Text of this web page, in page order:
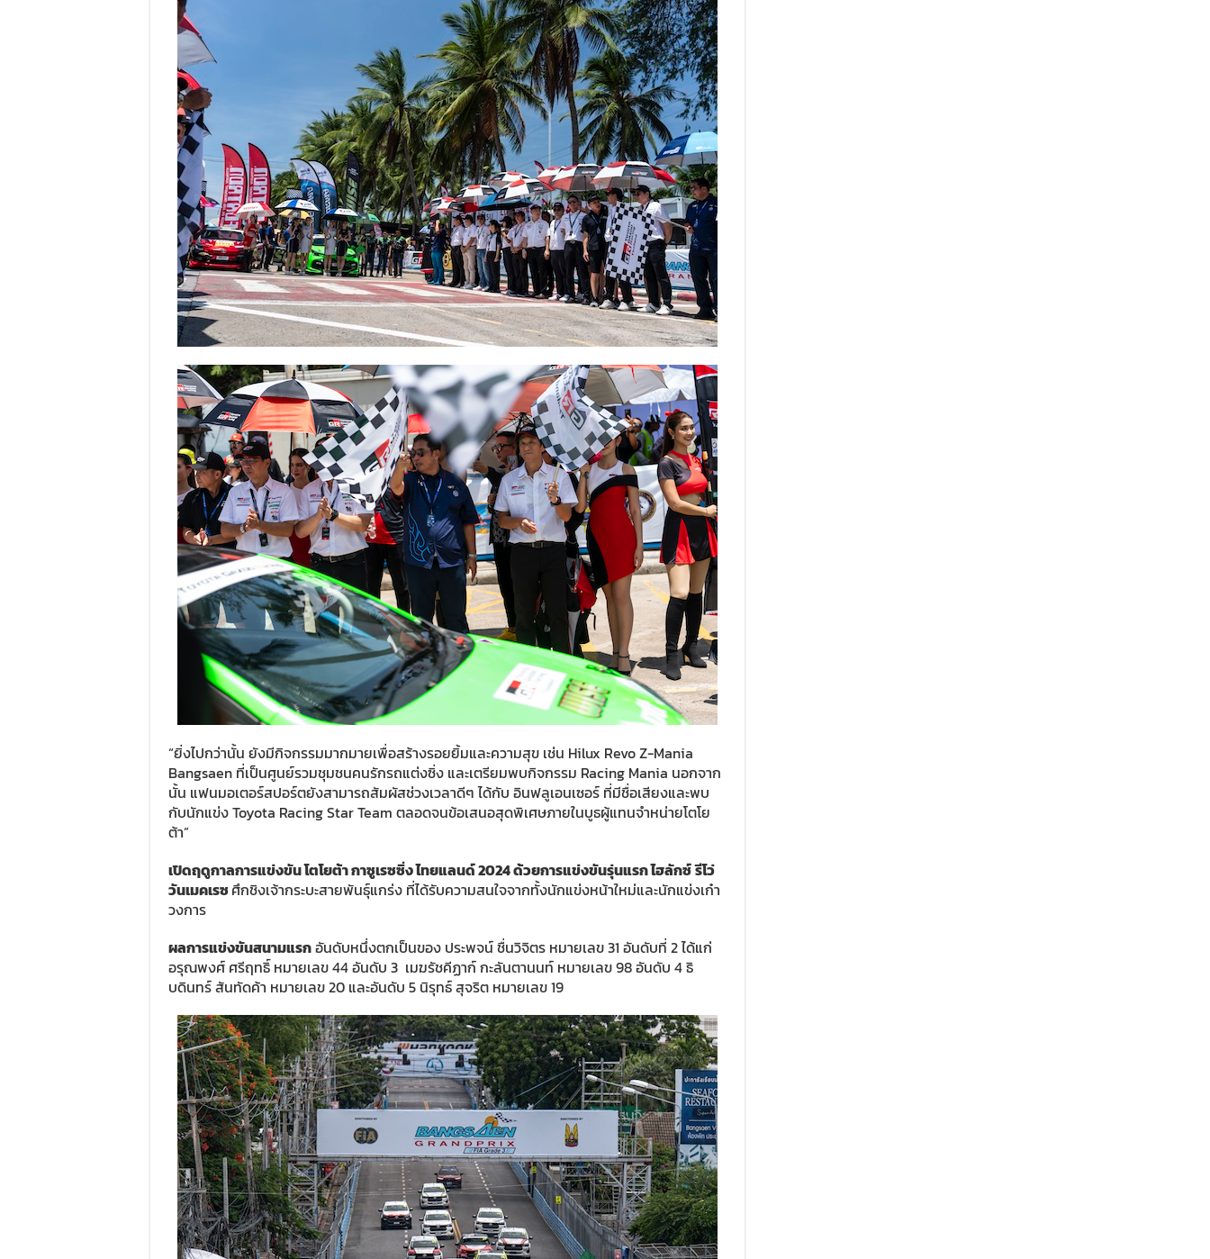
“ยิ่งไปกว่านั้น ยังมีกิจกรรมมากมายเพื่อสร้างรอยยิ้มและความสุข เช่น Hilux Revo Z-Mania
Bangsaen ที่เป็นศูนย์รวมชุมชนคนรักรถแต่งซิ่ง และเตรียมพบกิจกรรม Racing Mania นอกจาก
นั้น แฟนมอเตอร์สปอร์ตยังสามารถสัมผัสช่วงเวลาดีๆ ได้กับ อินฟลูเอนเซอร์ ที่มีชื่อเสียงและพบ
กับนักแข่ง Toyota Racing Star Team ตลอดจนข้อเสนอสุดพิเศษภายในบูธผู้แทนจำหน่ายโตโย
ต้า”
เปิดฤดูกาลการแข่งขัน โตโยต้า กาซูเรซซิ่ง ไทยแลนด์2024ด้วยการแข่งขันรุ่นแรกไฮลักซ์รีโว่
วันเมคเรซศึกชิงเจ้ากระบะสายพันธุ์แกร่ง ที่ได้รับความสนใจจากทั้งนักแข่งหน้าใหม่และนักแข่งเก๋า
วงการ
ผลการแข่งขันสนามแรกอันดับหนึ่งตกเป็นของ ประพจน์ ชื่นวิจิตร หมายเลข 31 อันดับที่ 2 ได้แก่
อรุณพงศ์ ศรีฤทธิ์ หมายเลข 44 อันดับ 3 เมฆรัชคีฏาก์ กะลันตานนท์ หมายเลข 98 อันดับ 4 ธิ
บดินทร์ สันทัดค้า หมายเลข 20 และอันดับ 5 นิรุทธ์ สุจริต หมายเลข 19